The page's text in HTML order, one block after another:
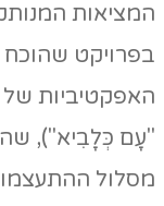
המציאות
בפרויקט שהוכח
האפקטיביות
"עָם כְּלָבִיא"),
מסלול